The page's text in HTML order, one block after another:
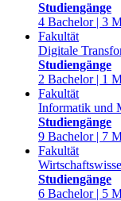
Studiengänge
4 Bachelor | 3
Fakultät
Digitale
Studiengänge
2 Bachelor | 1
Fakultät
Informatik und
Studiengänge
9 Bachelor | 7
Fakultät
Studiengänge
6 Bachelor | 5